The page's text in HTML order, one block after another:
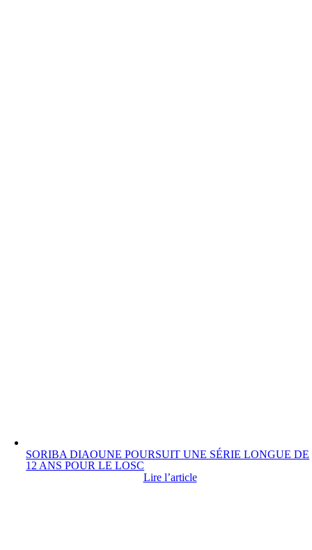
SORIBA DIAOUNE POURSUIT UNE SÉRIE LONGUE DE
12 ANS POUR LE LOSC
Lire l’article